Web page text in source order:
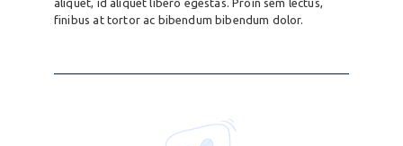
aliquet, id aliquet libero egestas. Proin sem lectus,
finibus at tortor ac bibendum bibendum dolor.